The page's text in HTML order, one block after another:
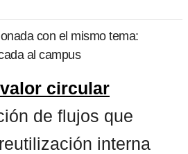
con el mismo tema:
al campus
circular
de flujos que
interna